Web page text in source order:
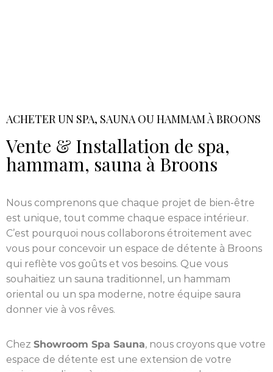
ACHETER UN SPA, SAUNA OU HAMMAM À BROONS
Vente & Installation de spa,
hammam, sauna à Broons
Nous comprenons que chaque projet de bien-être
est unique, tout comme chaque espace intérieur.
C’est pourquoi nous collaborons étroitement avec
vous pour concevoir un espace de détente à Broons
qui reflète vos goûts et vos besoins. Que vous
souhaitiez un sauna traditionnel, un hammam
oriental ou un spa moderne, notre équipe saura
donner vie à vos rêves.
Chez Showroom Spa Sauna, nous croyons que votre
espace de détente est une extension de votre